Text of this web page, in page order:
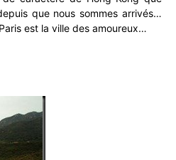
que nous sommes arrivés…
est la ville des amoureux…